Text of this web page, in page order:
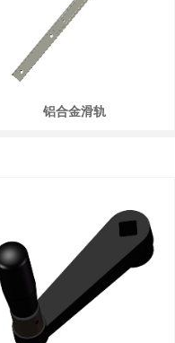
铝合金滑轨